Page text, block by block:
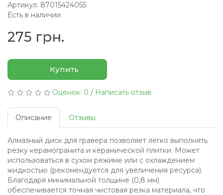
Артикул: 87015424055
Есть в наличии
275 грн.
Купить
Оценок: 0 / Написать отзыв
Описание Отзывы
Алмазный диск для гравера позволяет легко выполнять
резку керамогранита и керамической плитки. Может
использоваться в сухом режиме или с охлаждением
жидкостью (рекомендуется для увеличения ресурса).
Благодаря минимальной толщине (0,8 мм)
обеспечивается точная чистовая резка материала, что